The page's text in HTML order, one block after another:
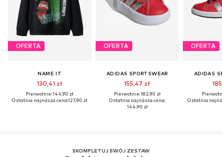
OFERTA
NAME IT
130,41 zł
Pierwotnie: 144,90 zł
Ostatnia najniższa cena:127,90 zł
OFERTA
ADIDAS SPORTSWEAR
155,47 zł
Pierwotnie: 182,90 zł
Ostatnia najniższa cena:
144,90 zł
OFERTA
ADIDAS
Ostatnia
SKOMPLETUJ SWÓJ ZESTAW